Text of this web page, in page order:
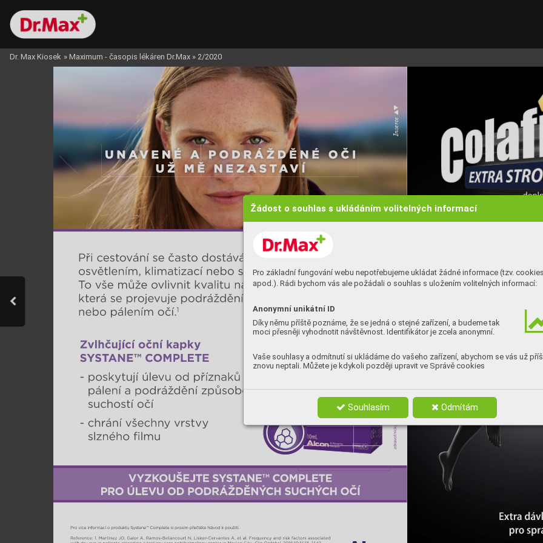
Žádost o souhlas s ukládáním volitelných informací
Pro základní fungování webu nepotřebujeme ukládat žádné informace (tzv. cookies
apod.). Rádi bychom vás ale požádali o souhlas s uložením volitelných informací:
Anonymní unikátní ID
Díky němu příště poznáme, že se jedná o stejné zařízení, a budeme tak
moci přesněji vyhodnotit návštěvnost. Identifikátor je zcela anonymní.
Vaše souhlasy a odmítnutí si ukládáme do vašeho zařízení, abychom se vás už
znovu neptali. Můžete je kdykoli později upravit ve Správě cookies
Souhlasím Odmítám
Inzerce
▲▼
Extra dá
pro spr
Dr. Max Kiosek » Maximum - časopis lékáren Dr.Max » 2/2020